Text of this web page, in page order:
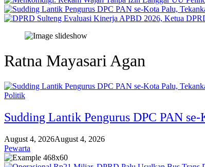
Ratna Mayasari Agan
Politik
Sudding Lantik Pengurus DPC PAN
August 4, 2026August 4, 2026
Pewarta